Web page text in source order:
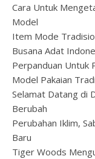
Cara Untuk
Model
Item Mode
Busana Adat
Perpanduan Untuk
Model Pakaian
Selamat Datang di
Berubah
Perubahan Iklim,
Baru
Tiger Woods